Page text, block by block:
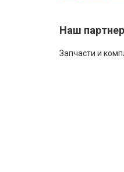
Наш партнер
Запчасти и